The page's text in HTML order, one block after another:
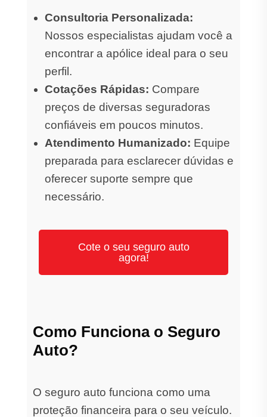
Consultoria Personalizada:
Nossos especialistas ajudam você a
encontrar a apólice ideal para o seu
perfil.
Cotações Rápidas: Compare
preços de diversas seguradoras
confiáveis em poucos minutos.
Atendimento Humanizado: Equipe
preparada para esclarecer dúvidas e
oferecer suporte sempre que
necessário.
Cote o seu seguro auto
agora!
Como Funciona o Seguro
Auto?
O seguro auto funciona como uma
proteção financeira para o seu veículo.